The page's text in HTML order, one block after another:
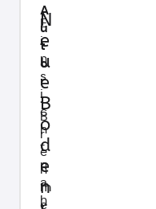
A
u
t
o
r
:
B
r
e
h
m
e
N
e
u
e
B
o
d
e
n
E
i
n
s
i
c
h
t
n
a
h